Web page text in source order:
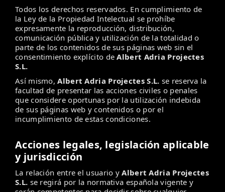
Todos los derechos reservados. En cumplimiento de
la Ley de la Propiedad Intelectual se prohíbe
expresamente la reproducción, distribución,
comunicación pública y utilización de la totalidad o
parte de los contenidos de sus páginas web sin el
consentimiento explícito de Albert Adria Projectes
S.L.
Así mismo, Albert Adria Projectes S.L. se reserva la
facultad de presentar las acciones civiles o penales
que considere oportunas por la utilización indebida
de sus páginas web y contenidos o por el
incumplimiento de estas condiciones.
Acciones legales, legislación aplicable
y jurisdicción
La relación entre el usuario y Albert Adria Projectes
S.L. se regirá por la normativa española vigente y